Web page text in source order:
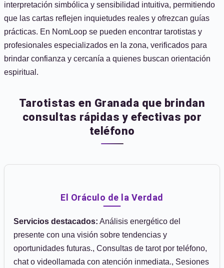
interpretación simbólica y sensibilidad intuitiva, permitiendo
que las cartas reflejen inquietudes reales y ofrezcan guías
prácticas. En NomLoop se pueden encontrar tarotistas y
profesionales especializados en la zona, verificados para
brindar confianza y cercanía a quienes buscan orientación
espiritual.
Tarotistas en Granada que brindan
consultas rápidas y efectivas por
teléfono
El Oráculo de la Verdad
Servicios destacados: Análisis energético del
presente con una visión sobre tendencias y
oportunidades futuras., Consultas de tarot por teléfono,
chat o videollamada con atención inmediata., Sesiones